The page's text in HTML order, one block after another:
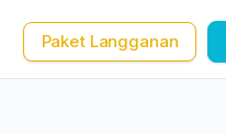
Paket Langganan